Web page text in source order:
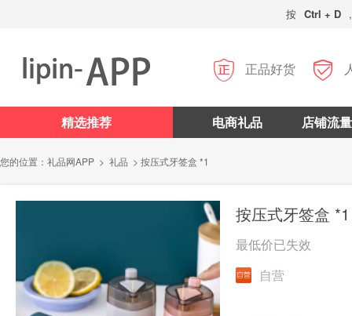
按 Ctrl + D
 正品好货 
精选推荐 电商礼品 店铺流量
您的位置： 礼品网APP > 礼品 > 按压式牙签盒 *1
按压式牙签盒 *1
最低价已失效
自营